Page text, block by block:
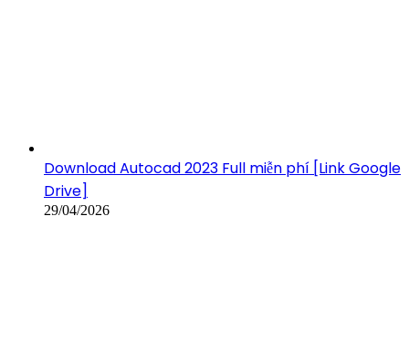
Download Autocad 2023 Full miễn phí [Link Google
Drive]
29/04/2026